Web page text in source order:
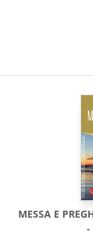
MESSA E